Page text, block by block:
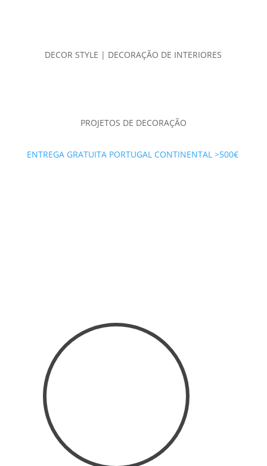
DECOR STYLE | DECORAÇÃO DE INTERIORES
PROJETOS DE DECORAÇÃO
ENTREGA GRATUITA PORTUGAL CONTINENTAL >500€